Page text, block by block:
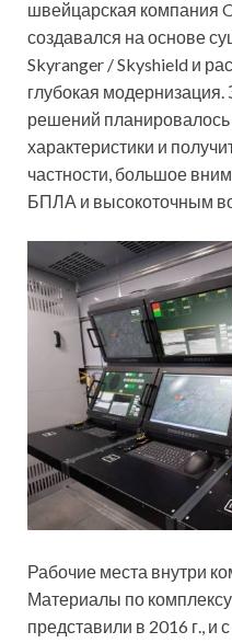
швейцарская компания
создавался на основе
Skyranger / Skyshield и
глубокая
решений
характеристики и
частности, большое
БПЛА и высокоточным
Рабочие места внутри
Материалы по
представили в 2016 г., и